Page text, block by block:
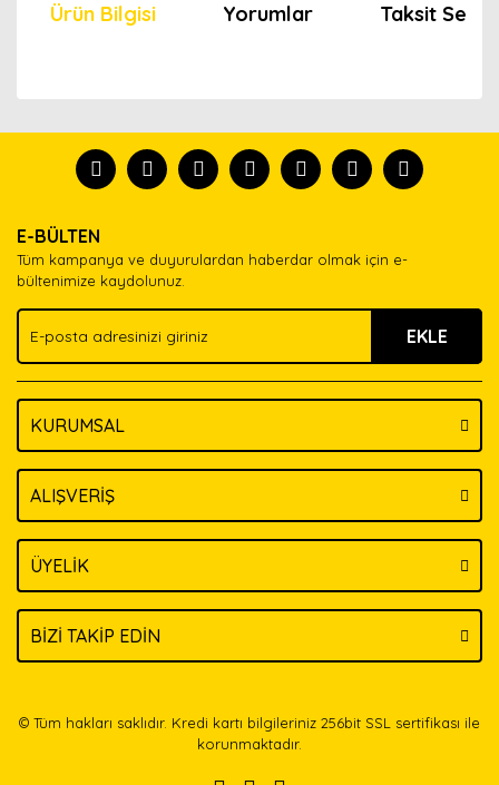
Ürün Bilgisi Yorumlar Taksit
tanısın.
formunu kullanarak tarafımıza iletebilirsiniz.
Görüş ve önerileriniz için teşekkür ederiz.
Ürün açıklamasında eksik bilgiler bulunuyor.
Ürün bilgilerinde hatalar bulunuyor.
Ürün fiyatı diğer sitelerden daha pahalı.
Bu ürüne benzer farklı alternatifler olmalı.
E-BÜLTEN
Tüm kampanya ve duyurulardan haberdar olmak için e-
bültenimize kaydolunuz.
EKLE
KURUMSAL
ALIŞVERİŞ
ÜYELİK
BİZİ TAKİP EDİN
© Tüm hakları saklıdır. Kredi kartı bilgileriniz 256bit SSL sertifikası ile
korunmaktadır.